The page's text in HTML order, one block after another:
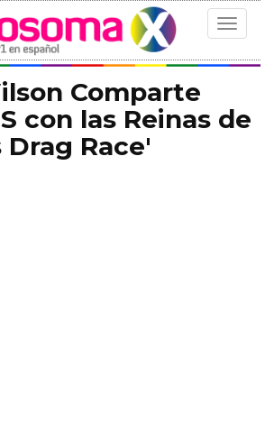
Toggle
Comparte
con las Reinas de
Drag Race'